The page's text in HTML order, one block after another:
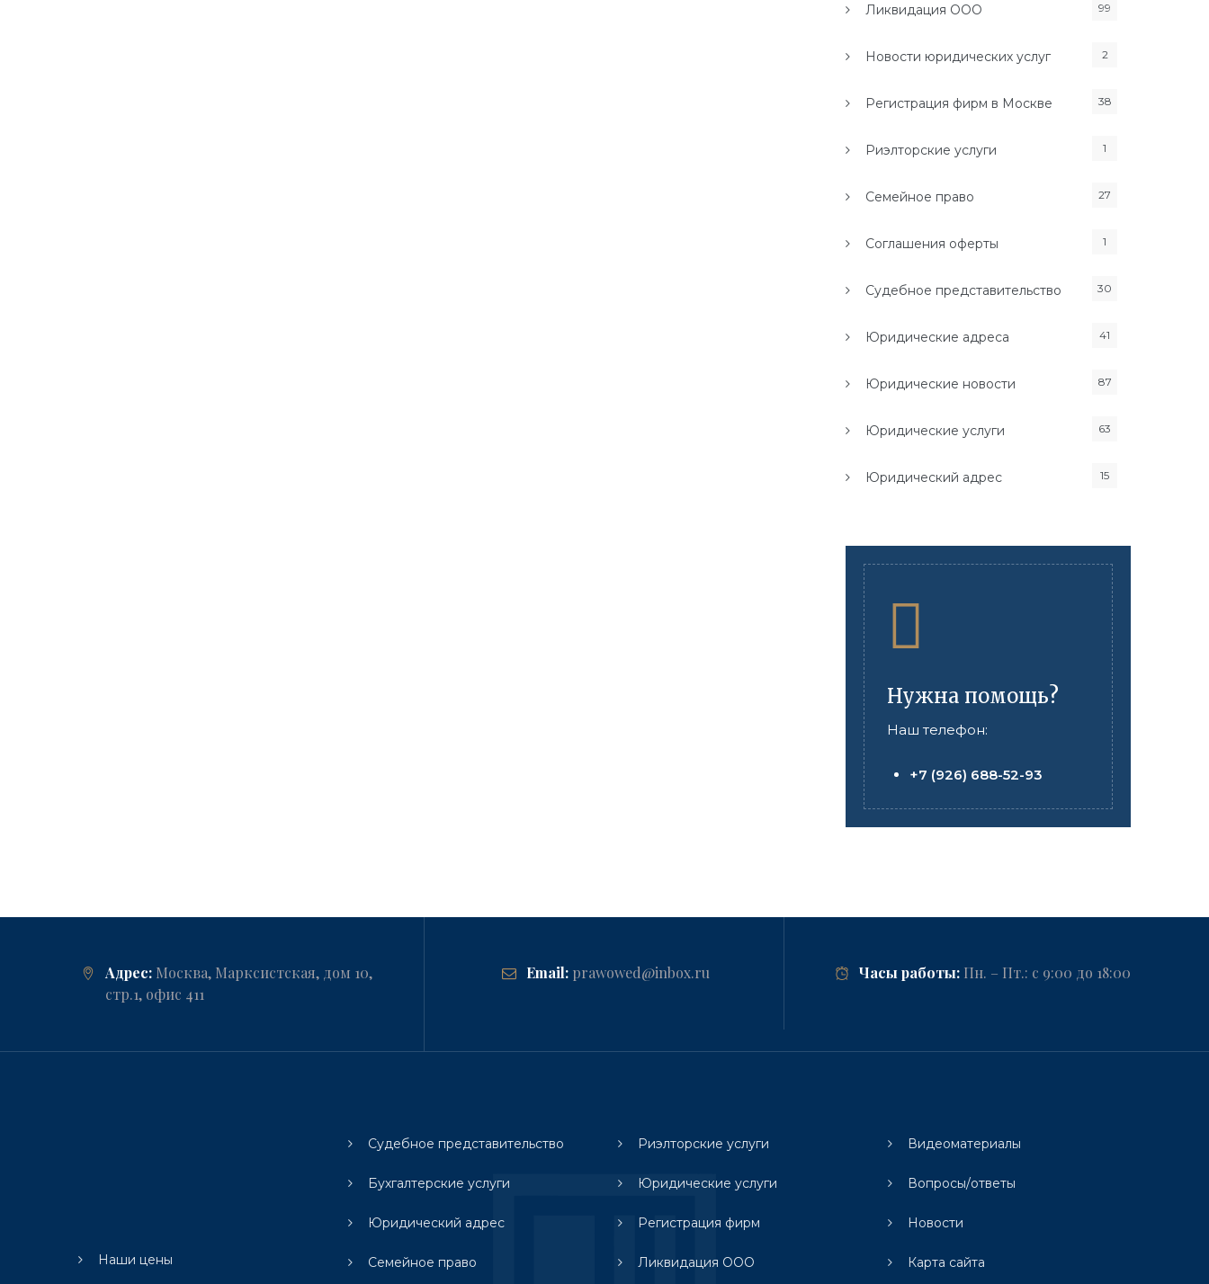
Ликвидация ООО 99
Новости юридических услуг 2
Регистрация фирм в Москве 38
Риэлторские услуги 1
Семейное право 27
Соглашения оферты 1
Судебное представительство 30
Юридические адреса 41
Юридические новости 87
Юридические услуги 63
Юридический адрес 15
Нужна помощь?
Наш телефон:
+7 (926) 688-52-93
Адрес: Москва, Марксистская, дом 10,
стр.1, офис 411
Email:prawowed@inbox.ru Часы работы: Пн. – Пт.: с 9:00 до 18:00
Наши цены
Судебное представительство
Бухгалтерские услуги
Юридический адрес
Семейное право
Риэлторские услуги
Юридические услуги
Регистрация фирм
Ликвидация ООО
Видеоматериалы
Вопросы/ответы
Новости
Карта сайта